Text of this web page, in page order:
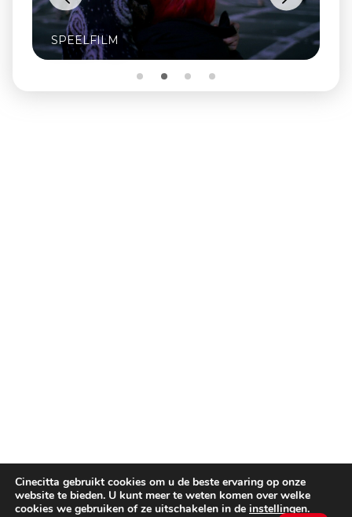
SPEELFILM
Cinecitta gebruikt cookies om u de beste ervaring op onze
website te bieden. U kunt meer te weten komen over welke
cookies we gebruiken of ze uitschakelen in de instellingen.